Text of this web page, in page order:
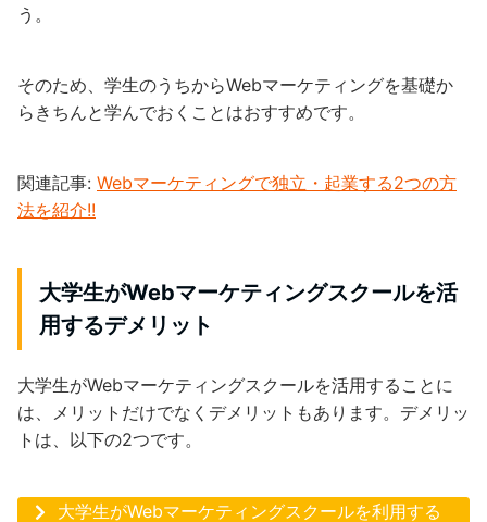
う。
そのため、学生のうちからWebマーケティングを基礎か
らきちんと学んでおくことはおすすめです。
関連記事: Webマーケティングで独立・起業する2つの方
法を紹介!!
大学生がWebマーケティングスクールを活
用するデメリット
大学生がWebマーケティングスクールを活用することに
は、メリットだけでなくデメリットもあります。デメリッ
トは、以下の2つです。
大学生がWebマーケティングスクールを利用する